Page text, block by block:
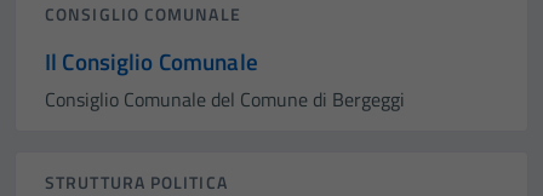
CONSIGLIO COMUNALE
Il Consiglio Comunale
Consiglio Comunale del Comune di Bergeggi
STRUTTURA POLITICA